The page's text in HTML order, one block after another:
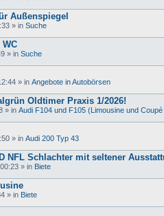
Außenspiegel
» in Suche
» in Suche
» in Angebote in Autobörsen
Oldtimer Praxis 1/2026!
» in Audi F104 und F105 (Limousine und Coupé
» in Audi 200 Typ 43
NFL Schlachter mit seltener
» in Biete
» in Biete